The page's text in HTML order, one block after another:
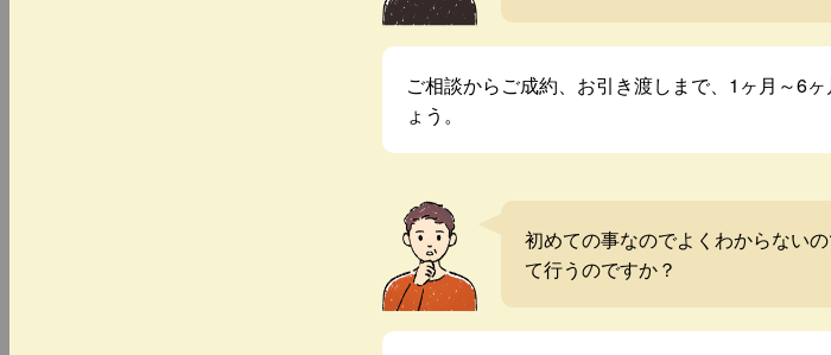
ご相談からご成約、お引き渡しまで、1ヶ月～6
ょう。
初めての事なのでよくわからない
て行うのですか？